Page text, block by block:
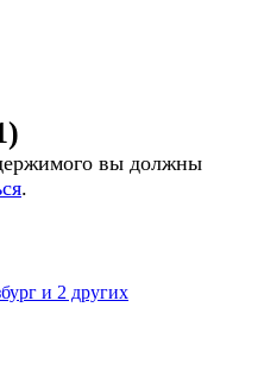
вы должны
.
и 2 других